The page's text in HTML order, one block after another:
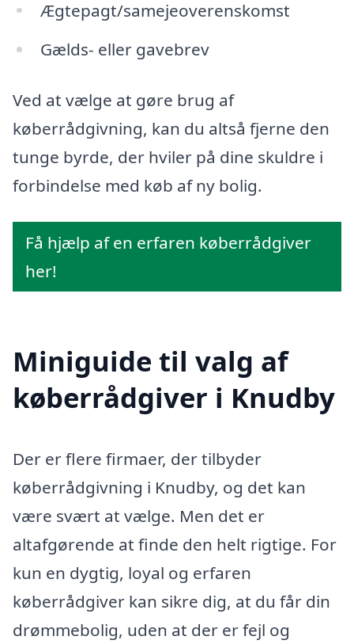
Ægtepagt/samejeoverenskomst
Gælds- eller gavebrev
Ved at vælge at gøre brug af
køberrådgivning, kan du altså fjerne den
tunge byrde, der hviler på dine skuldre i
forbindelse med køb af ny bolig.
Få hjælp af en erfaren køberrådgiver
her!
Miniguide til valg af
køberrådgiver i Knudby
Der er flere firmaer, der tilbyder
køberrådgivning i Knudby, og det kan
være svært at vælge. Men det er
altafgørende at finde den helt rigtige. For
kun en dygtig, loyal og erfaren
køberrådgiver kan sikre dig, at du får din
drømmebolig, uden at der er fejl og